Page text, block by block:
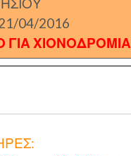
04/2016
ΓΙΑ ΧΙΟΝΟΔΡΟΜΙΑ